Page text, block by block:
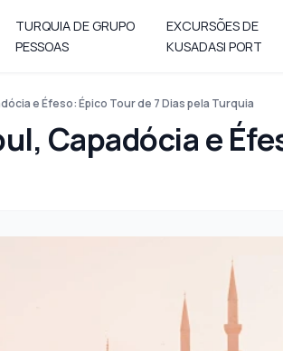
TURQUIA DE GRUPO
PESSOAS
EXCURSÕES DE
KUSADASI PORT
e Éfeso: Épico Tour de 7 Dias pela Turquia
Capadócia e